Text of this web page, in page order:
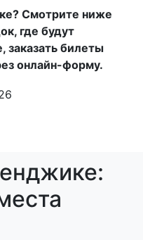
Смотрите ниже
где будут
заказать билеты
онлайн-форму.